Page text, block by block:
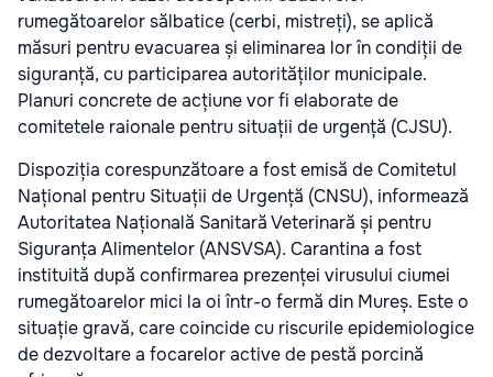
rumegătoarelor sălbatice (cerbi, mistreți), se aplică
măsuri pentru evacuarea și eliminarea lor în condiții de
siguranță, cu participarea autorităților municipale.
Planuri concrete de acțiune vor fi elaborate de
comitetele raionale pentru situații de urgență (CJSU).
Dispoziția corespunzătoare a fost emisă de Comitetul
Național pentru Situații de Urgență (CNSU), informează
Autoritatea Națională Sanitară Veterinară și pentru
Siguranța Alimentelor (ANSVSA). Carantina a fost
instituită după confirmarea prezenței virusului ciumei
rumegătoarelor mici la oi într-o fermă din Mureș. Este o
situație gravă, care coincide cu riscurile epidemiologice
de dezvoltare a focarelor active de pestă porcină